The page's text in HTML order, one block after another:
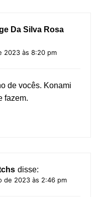
Da Silva Rosa
2023 às 8:20 pm
de vocês. Konami
fazem.
disse:
de 2023 às 2:46 pm